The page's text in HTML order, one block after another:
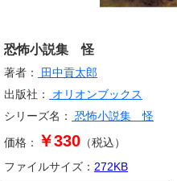
恐怖小説集 怪
著者：
田中貢太郎
出版社：
オリオンブックス
シリーズ名：
恐怖小説集 怪
価格： ￥330 （税込）
ファイルサイズ： 272KB